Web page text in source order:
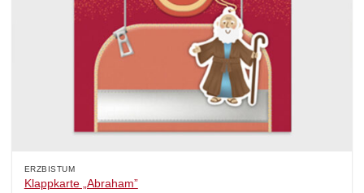
ERZBISTUM
Klappkarte „Abraham”